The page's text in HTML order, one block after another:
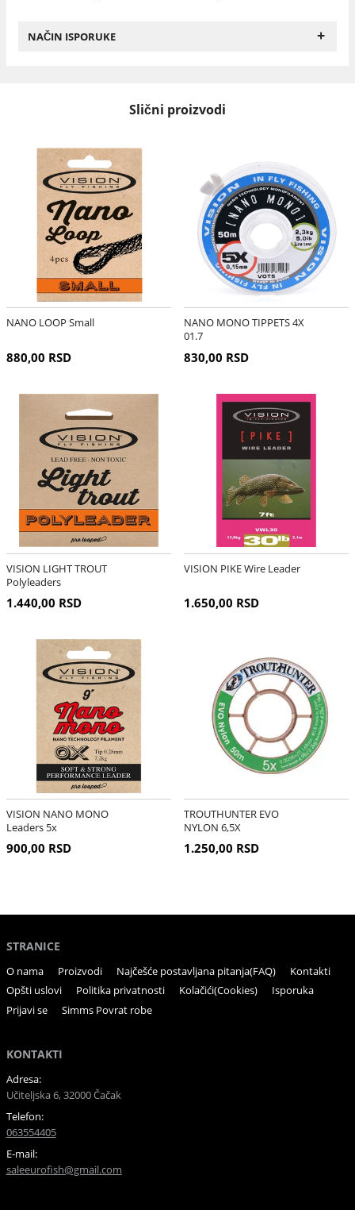
NAČIN ISPORUKE +
Slični proizvodi
NANO LOOP Small
880,00 RSD
NANO MONO TIPPETS 4X
01.7
830,00 RSD
VISION LIGHT TROUT
Polyleaders
1.440,00 RSD
VISION PIKE Wire Leader
1.650,00 RSD
VISION NANO MONO
Leaders 5x
900,00 RSD
TROUTHUNTER EVO
NYLON 6,5X
1.250,00 RSD
STRANICE
O nama Proizvodi Najčešće postavljana pitanja(FAQ)
Kontakti
Opšti uslovi
Politika privatnosti Kolačići(Cookies)
Isporuka
Prijavi se
Simms Povrat robe
KONTAKTI
Adresa:
Učiteljska 6, 32000 Čačak
Telefon:
063554405
E-mail:
saleeurofish@gmail.com